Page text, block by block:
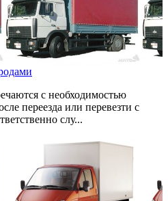
с необходимостью
переезда или перевезти с
слу...